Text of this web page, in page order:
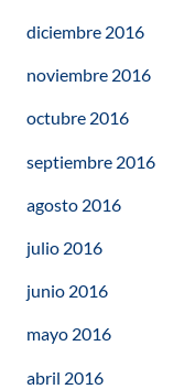
diciembre 2016
noviembre 2016
octubre 2016
septiembre 2016
agosto 2016
julio 2016
junio 2016
mayo 2016
abril 2016